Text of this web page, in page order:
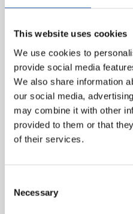
This website uses cookies
We use cookies to
provide social media
We also share information
our social media,
may combine it with other
provided to them or that
of their services.
Selection
Necessary
Sisto, Maxi Gómez (Pablo
Real Sociedad:Rulli,
Zurutuza, Canales
(Juanmi, min. 66), Willian J.
Gol:1-0: Maxi Gómez, min.
1: Maxi Gómez, min.
Willian J. (p), min. 87.